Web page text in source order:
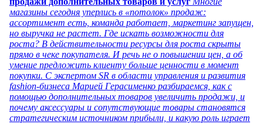
магазины сегодня уперлись в «потолок» продаж:
ассортимент есть, команда работает, маркетинг запущен,
но выручка не растет. Где искать возможности для
роста? В действительности ресурсы для роста скрыты
прямо в чеке покупателя. И речь не о повышении цен, а об
умение предложить клиенту больше ценности в момент
покупки. С экспертом SR в области управления и развития
fashion-бизнеса Марией Герасименко разбираемся, как с
помощью дополнительных товаров увеличить продажи, и
почему аксессуары и сопутствующие товары становятся
стратегическим источником прибыли, и какую роль играет